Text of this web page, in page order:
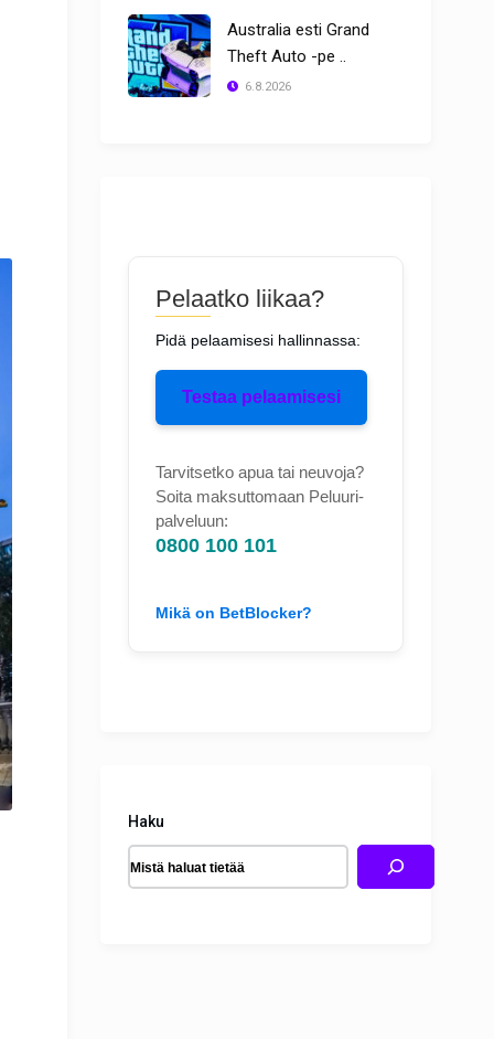
Australia esti Grand
Theft Auto -pe ..
6.8.2026
Pelaatko liikaa?
Pidä pelaamisesi hallinnassa:
Testaa pelaamisesi
Tarvitsetko apua tai neuvoja?
Soita maksuttomaan Peluuri-
palveluun:
0800 100 101
Mikä on BetBlocker?
Haku